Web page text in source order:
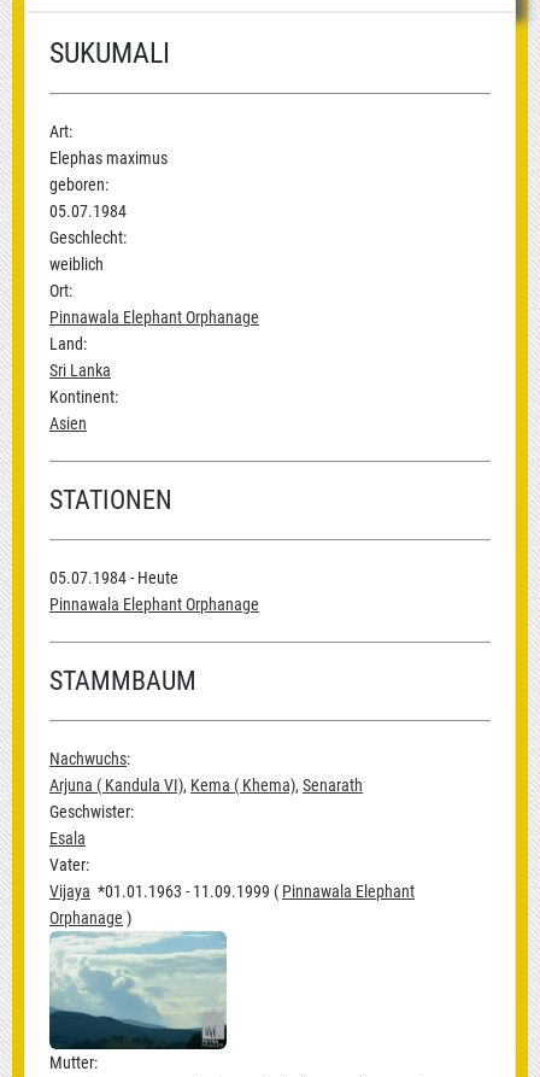
SUKUMALI
Art:
Elephas maximus
geboren:
05.07.1984
Geschlecht:
weiblich
Ort:
Pinnawala Elephant Orphanage
Land:
Sri Lanka
Kontinent:
Asien
STATIONEN
05.07.1984 - Heute
Pinnawala Elephant Orphanage
STAMMBAUM
Nachwuchs:
Arjuna ( Kandula VI), Kema ( Khema), Senarath
Geschwister:
Esala
Vater:
Vijaya *01.01.1963 - 11.09.1999 ( Pinnawala Elephant
Orphanage )
Mutter: